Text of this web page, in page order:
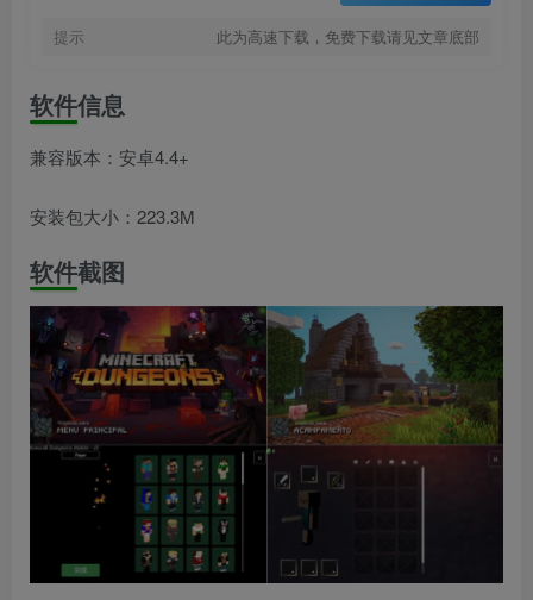
提示 此为高速下载，免费下载请见文章底部
软件信息
兼容版本：安卓4.4+
安装包大小：223.3M
软件截图